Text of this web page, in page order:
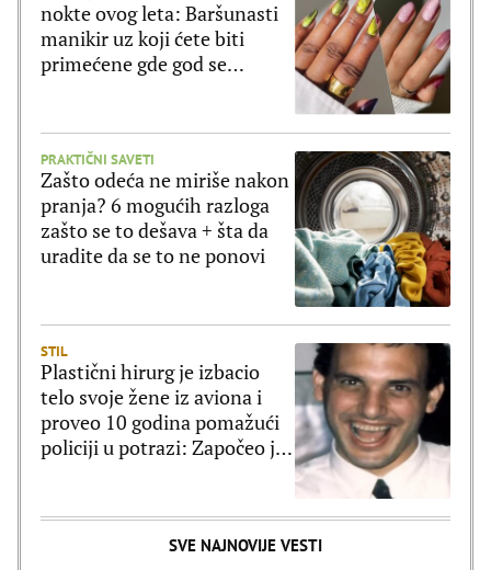
nokte ovog leta: Baršunasti
manikir uz koji ćete biti
primećene gde god se
PRAKTIČNI SAVETI
Zašto odeća ne miriše nakon
pranja? 6 mogućih razloga
zašto se to dešava + šta da
uradite da se to ne ponovi
STIL
Plastični hirurg je izbacio
telo svoje žene iz aviona i
proveo 10 godina pomažući
policiji u potrazi: Započeo je
SVE NAJNOVIJE VESTI